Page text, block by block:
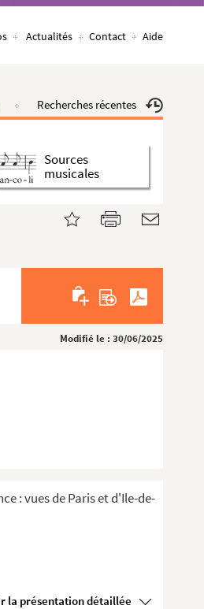
Actualités Contact Aide
Recherches récentes
Sources
musicales
Modifié le : 30/06/2025
: vues de Paris et d'Ile-de-
Voir la présentation détaillée